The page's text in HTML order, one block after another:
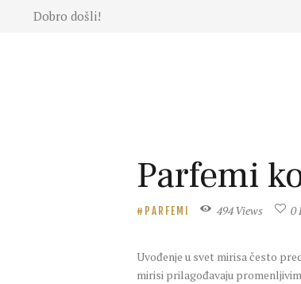
Dobro došli!
Moda
Parfemi
PARFEMI 494Views 0
Uvođenje u svet mirisa često
mirisi prilagođavaju